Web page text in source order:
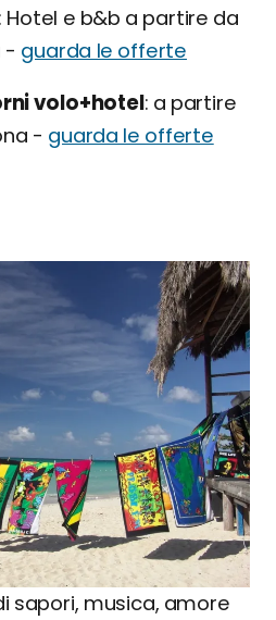
Hotel e b&b a partire da
- guarda le offerte
volo+hotel a partire
- guarda le offerte
sapori, musica, amore